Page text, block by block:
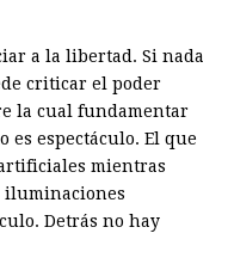
a la libertad. Si nada
criticar el poder
la cual fundamentar
es espectáculo. El que
mientras
iluminaciones
Detrás no hay